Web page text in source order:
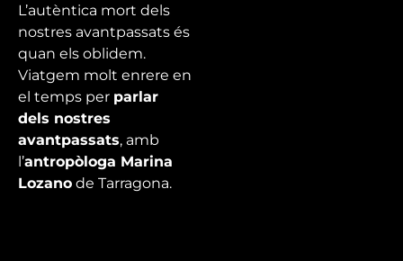
L’autèntica mort dels
nostres avantpassats és
quan els oblidem.
Viatgem molt enrere en
el temps per parlar
dels nostres
avantpassats, amb
l’antropòloga Marina
Lozano de Tarragona.